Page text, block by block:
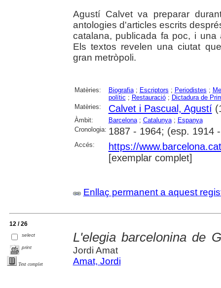
Agustí Calvet va preparar
antologies d'articles escrits
catalana, publicada fa poc, i una
Els textos revelen una ciutat
gran metròpoli.
Matèries: Biografia; Escriptors ; Periodistes ;
polític ; Restauració; Dictadura de
Matèries:
Calvet i Pascual, Agustí
Àmbit: Barcelona; Catalunya; Espanya
Cronologia: 1887 - 1964; (esp. 1914
Accés:
https://
[exemplar complet]
Enllaç permanent a aquest
12 / 26
select
print
Text complet
L'elegia barcelonina de
Jordi Amat
Amat, Jordi